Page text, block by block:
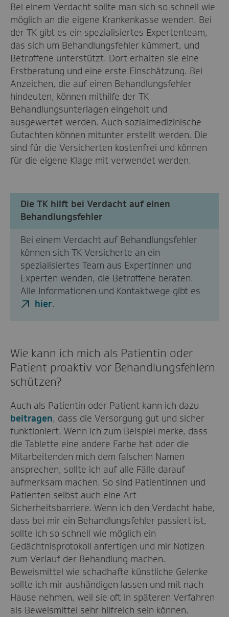
Bei einem Verdacht sollte man sich so schnell wie
möglich an die eigene Krankenkasse wenden. Bei
der TK gibt es ein spezialisiertes Expertenteam,
das sich um Behandlungsfehler kümmert, und
Betroffene unterstützt. Dort erhalten sie eine
Erstberatung und eine erste Einschätzung. Bei
Anzeichen, die auf einen Behandlungsfehler
hindeuten, können mithilfe der TK
Behandlungsunterlagen eingeholt und
ausgewertet werden. Auch sozialmedizinische
Gutachten können mitunter erstellt werden. Die
sind für die Versicherten kostenfrei und können
für die eigene Klage mit verwendet werden.
Die TK hilft bei Verdacht auf einen
Behandlungsfehler
Bei einem Verdacht auf Behandlungsfehler
können sich TK-Versicherte an ein
spezialisiertes Team aus Expertinnen und
Experten wenden, die Betroffene beraten.
Alle Informationen und Kontaktwege gibt es
hier.
Wie kann ich mich als Patientin oder
Patient proaktiv vor Behandlungsfehlern
schützen?
Auch als Patientin oder Patient kann ich dazu
beitragen, dass die Versorgung gut und sicher
funktioniert. Wenn ich zum Beispiel merke, dass
die Tablette eine andere Farbe hat oder die
Mitarbeitenden mich dem falschen Namen
ansprechen, sollte ich auf alle Fälle darauf
aufmerksam machen. So sind Patientinnen und
Patienten selbst auch eine Art
Sicherheitsbarriere. Wenn ich den Verdacht habe,
dass bei mir ein Behandlungsfehler passiert ist,
sollte ich so schnell wie möglich ein
Gedächtnisprotokoll anfertigen und mir Notizen
zum Verlauf der Behandlung machen.
Beweismittel wie schadhafte künstliche Gelenke
sollte ich mir aushändigen lassen und mit nach
Hause nehmen, weil sie oft in späteren Verfahren
als Beweismittel sehr hilfreich sein können.